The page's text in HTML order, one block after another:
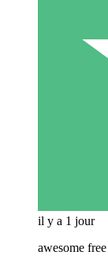
il y a 1 jour
awesome